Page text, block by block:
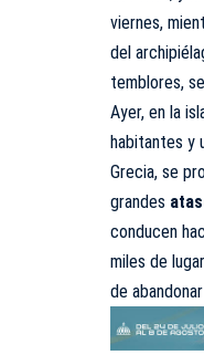
viernes,
del
temblores,
Ayer, en la
habitantes y
Grecia, se
grandes
conducen
miles de
de